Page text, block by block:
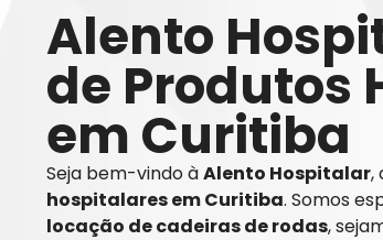
Alento
de Produtos
em Curitiba
Seja bem-vindo àAlento Hospitalar,
hospitalares em Curitiba. Somos
locação de cadeiras de rodas,